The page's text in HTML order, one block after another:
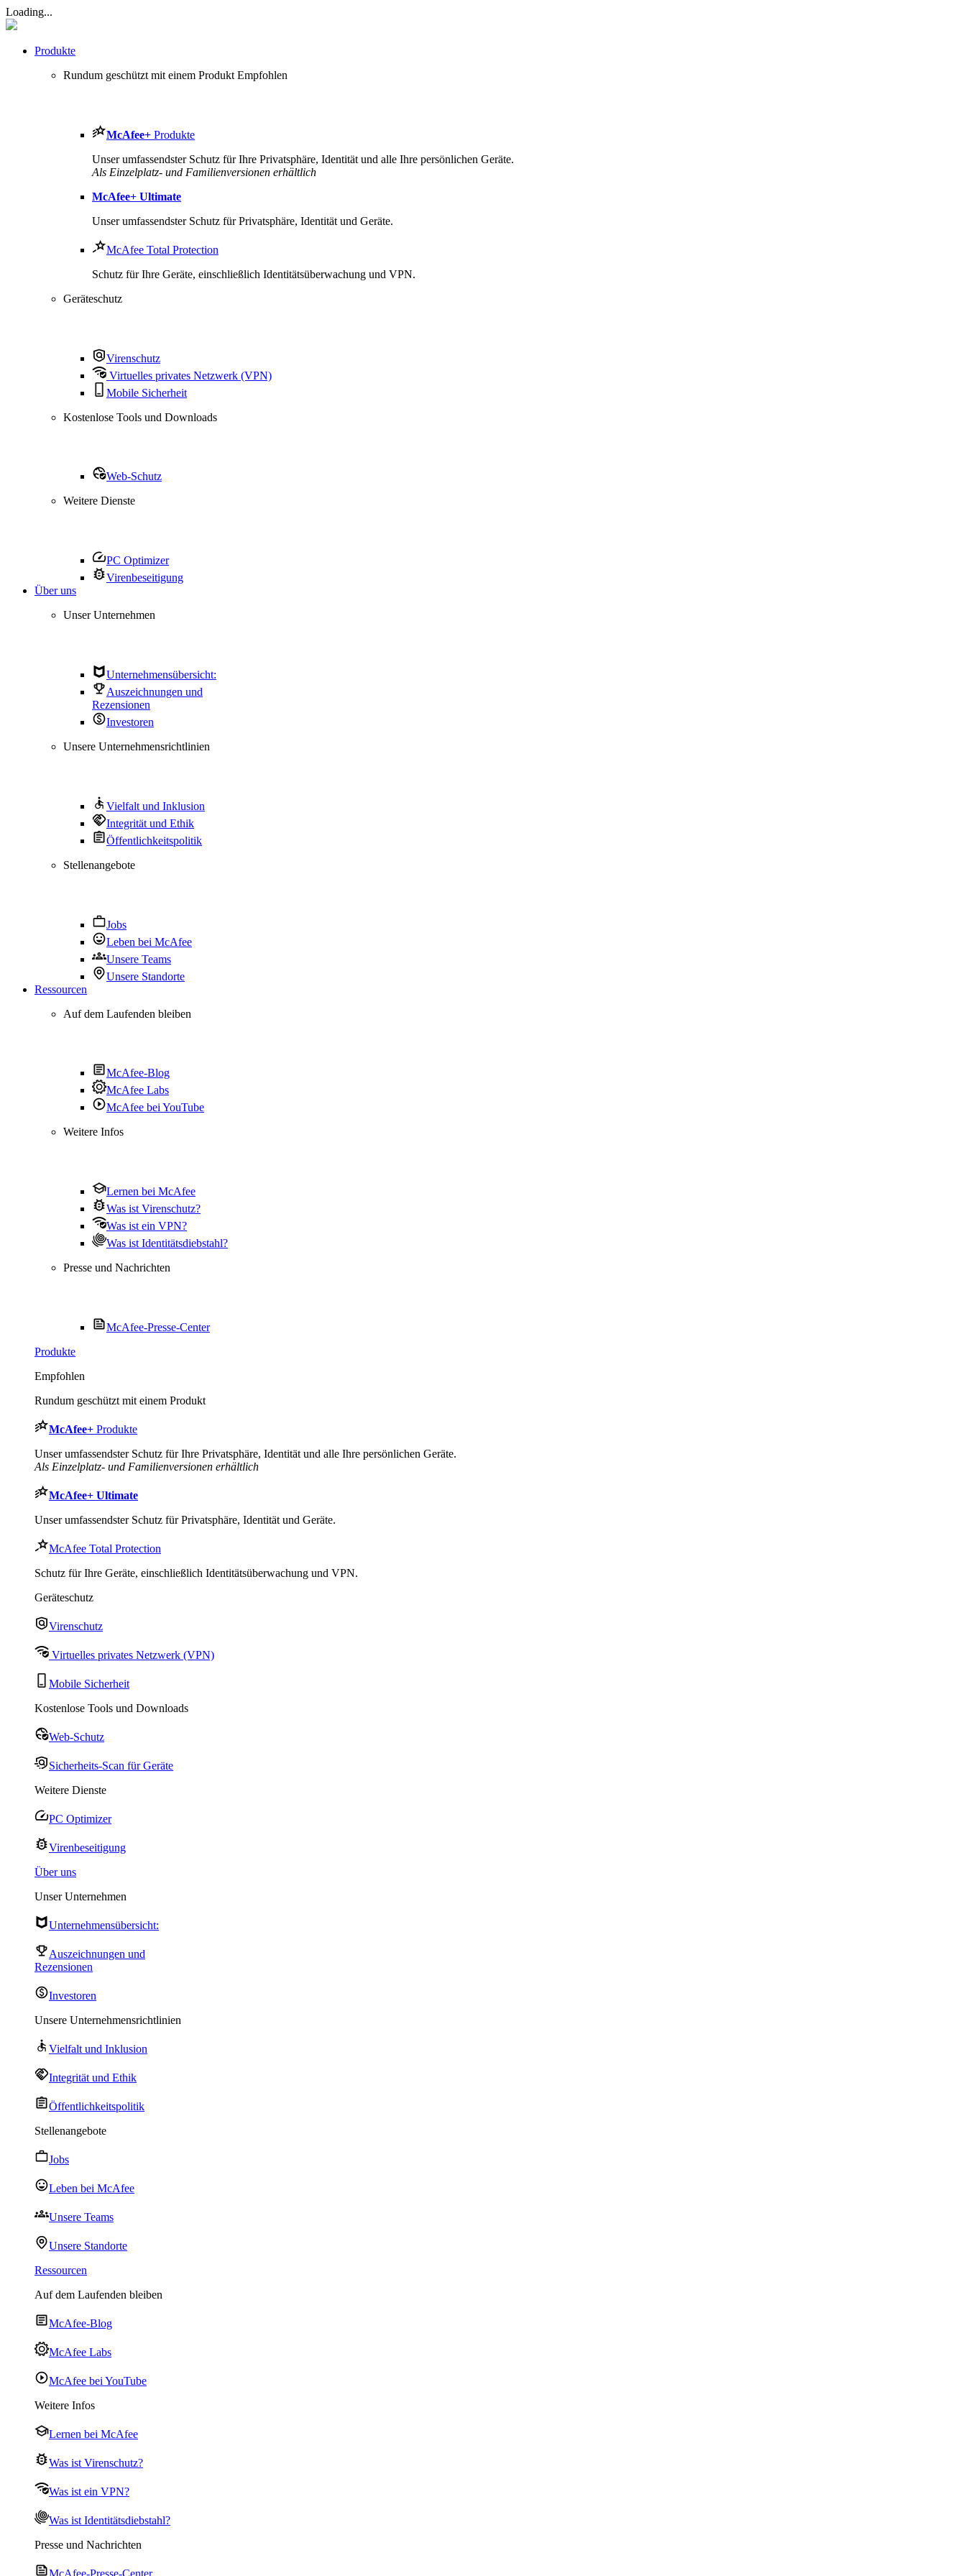
Loading...
Produkte
Rundum geschützt mit einem Produkt Empfohlen
McAfee+ Produkte
Unser umfassendster Schutz für Ihre Privatsphäre, Identität und alle Ihre persönlichen Geräte.
Als Einzelplatz- und Familienversionen erhältlich
McAfee+ Ultimate
Unser umfassendster Schutz für Privatsphäre, Identität und Geräte.
McAfee Total Protection
Schutz für Ihre Geräte, einschließlich Identitätsüberwachung und VPN.
Geräteschutz
Virenschutz
Virtuelles privates Netzwerk (VPN)
Mobile Sicherheit
Kostenlose Tools und Downloads
Web-Schutz
Weitere Dienste
PC Optimizer
Virenbeseitigung
Über uns
Unser Unternehmen
Unternehmensübersicht:
Auszeichnungen und
Rezensionen
Investoren
Unsere Unternehmensrichtlinien
Vielfalt und Inklusion
Integrität und Ethik
Öffentlichkeitspolitik
Stellenangebote
Jobs
Leben bei McAfee
Unsere Teams
Unsere Standorte
Ressourcen
Auf dem Laufenden bleiben
McAfee-Blog
McAfee Labs
McAfee bei YouTube
Weitere Infos
Lernen bei McAfee
Was ist Virenschutz?
Was ist ein VPN?
Was ist Identitätsdiebstahl?
Presse und Nachrichten
McAfee-Presse-Center
Produkte
Empfohlen
Rundum geschützt mit einem Produkt
McAfee+ Produkte
Unser umfassendster Schutz für Ihre Privatsphäre, Identität und alle Ihre persönlichen Geräte.
Als Einzelplatz- und Familienversionen erhältlich
McAfee+ Ultimate
Unser umfassendster Schutz für Privatsphäre, Identität und Geräte.
McAfee Total Protection
Schutz für Ihre Geräte, einschließlich Identitätsüberwachung und VPN.
Geräteschutz
Virenschutz
Virtuelles privates Netzwerk (VPN)
Mobile Sicherheit
Kostenlose Tools und Downloads
Web-Schutz
Sicherheits-Scan für Geräte
Weitere Dienste
PC Optimizer
Virenbeseitigung
Über uns
Unser Unternehmen
Unternehmensübersicht:
Auszeichnungen und
Rezensionen
Investoren
Unsere Unternehmensrichtlinien
Vielfalt und Inklusion
Integrität und Ethik
Öffentlichkeitspolitik
Stellenangebote
Jobs
Leben bei McAfee
Unsere Teams
Unsere Standorte
Ressourcen
Auf dem Laufenden bleiben
McAfee-Blog
McAfee Labs
McAfee bei YouTube
Weitere Infos
Lernen bei McAfee
Was ist Virenschutz?
Was ist ein VPN?
Was ist Identitätsdiebstahl?
Presse und Nachrichten
McAfee-Presse-Center